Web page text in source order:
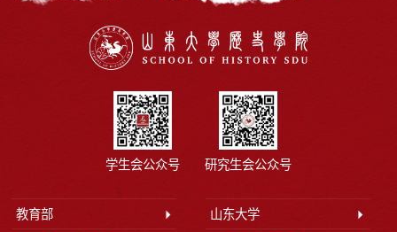
学生会公众号 研究生会公众号
教育部 山东大学